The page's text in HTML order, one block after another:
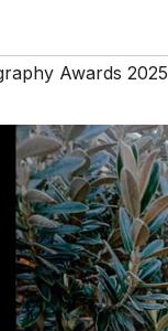
Awards 2025